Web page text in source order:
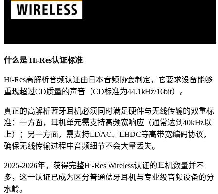
什么是 Hi-Res认证标准
Hi-Res高解析音频认证由日本音频协会制定，它要求设备能够
重现超过CD质量的声音（CD标准为44.1kHz/16bit）。
真正的高解析蓝牙耳机必须同时满足硬件与无线传输的双重标
准：一方面，耳机单元需支持高频宽响应（通常达到40kHz以
上）；另一方面，需支持LDAC、LHDC等高带宽编码协议，
确保无线传输过程中音频细节不会大量丢失。
2025-2026年，获得完整Hi-Res Wireless认证的耳机数量并不
多，这一认证已成为区分普通蓝牙耳机与专业级音频设备的分
水岭。